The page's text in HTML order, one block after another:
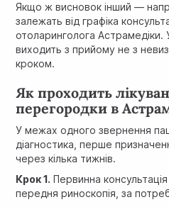
Якщо ж висновок інший —
залежать від графіка
отоларинголога Астрамедіки.
виходить з прийому не з
кроком.
Як проходить
перегородки в
У межах одного звернення
діагностика, перше
через кілька тижнів.
Крок 1. Первинна
передня риноскопія, за